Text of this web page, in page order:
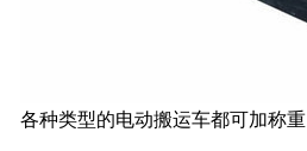
各种类型的电动搬运车都可加称重